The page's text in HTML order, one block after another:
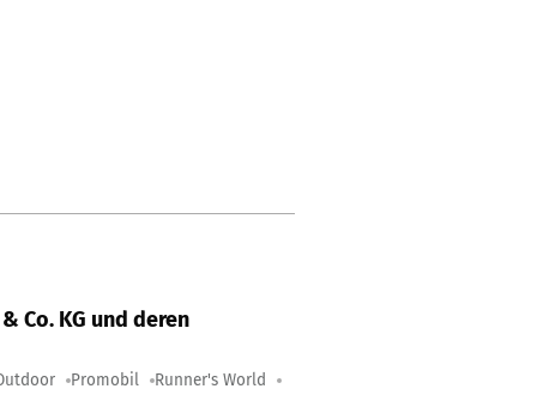
Co. KG und deren
Promobil Runner's World